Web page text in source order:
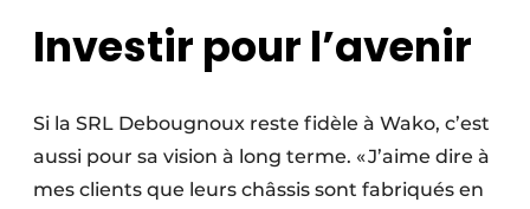
Investir pour l’avenir
Si la SRL Debougnoux reste fidèle à Wako, c’est
aussi pour sa vision à long terme. « J’aime dire à
mes clients que leurs châssis sont fabriqués en